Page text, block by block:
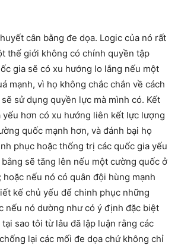
cân bằng đe dọa. Logic của nó rất
thế giới không có chính quyền tập
gia sẽ có xu hướng lo lắng nếu một
mạnh, vì họ không chắc chắn về cách
sử dụng quyền lực mà mình có. Kết
yếu hơn có xu hướng liên kết lực lượng
quốc mạnh hơn, và đánh bại họ
phục hoặc thống trị các quốc gia yếu
sẽ tăng lên nếu một cường quốc ở
nếu nó có quân đội hùng mạnh
kế chủ yếu để chinh phục những
nếu nó dường như có ý định đặc biệt
sao tôi từ lâu đã lập luận rằng các
lại các mối đe dọa chứ không chỉ